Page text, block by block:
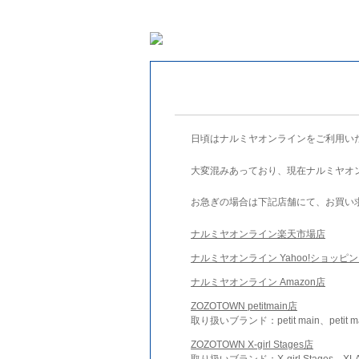
日頃はナルミヤオンラインをご利用
大変混みあっており、現在ナルミヤ
お急ぎの場合は下記店舗にて、お買い
ナルミヤオンライン楽天市場店
ナルミヤオンライン Yahoo!ショッピ
ナルミヤオンライン Amazon店
ZOZOTOWN petitmain店
取り扱いブランド：petit main、petit
ZOZOTOWN X-girl Stages店